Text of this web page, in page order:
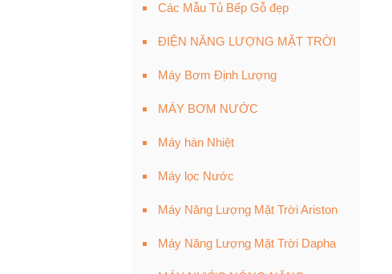
Các Mẫu Tủ Bếp Gỗ đẹp
ĐIỆN NĂNG LƯỢNG MẶT TRỜI
Máy Bơm Định Lượng
MÁY BƠM NƯỚC
Máy hàn Nhiệt
Máy lọc Nước
Máy Năng Lượng Mặt Trời Ariston
Máy Năng Lượng Mặt Trời Dapha